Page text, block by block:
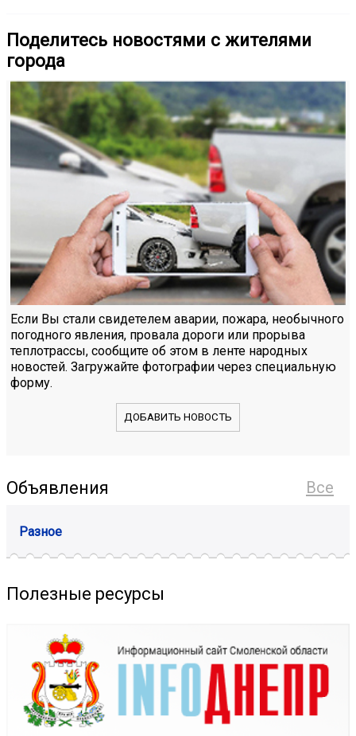
Поделитесь новостями с жителями
города
Если Вы стали свидетелем аварии, пожара, необычного
погодного явления, провала дороги или прорыва
теплотрассы, сообщите об этом в ленте народных
новостей. Загружайте фотографии через специальную
форму.
ДОБАВИТЬ НОВОСТЬ
Все
Объявления
Разное
Полезные ресурсы